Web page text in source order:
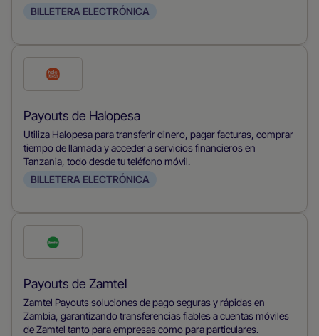
Países Bajos para ofrecer una solución de pagos paneuropea.
un número de teléfono, sin necesidad de IBAN, y admite pagos
P2P, eCommerce en punto de venta. Su aplicación intuitiva y el
respaldo de los principales bancos europeos están impulsando
su rápida adopción, posicionando a Wero como la alternativa
fluidos e instantáneos en toda Europa Occidental.
BILLETERA ELECTRÓNICA
Marca
esta
forma
de
pago
Payouts de Halopesa
Utiliza Halopesa para transferir dinero, pagar facturas, comprar
tiempo de llamada y acceder a servicios financieros en
Tanzania, todo desde tu teléfono móvil.
BILLETERA ELECTRÓNICA
Marca
esta
forma
de
pago
Payouts de Zamtel
Zamtel Payouts soluciones de pago seguras y rápidas en
Zambia, garantizando transferencias fiables a cuentas móviles
de Zamtel tanto para empresas como para particulares.